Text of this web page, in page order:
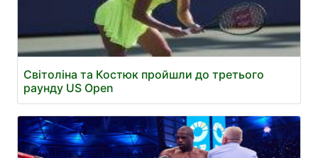
Світоліна та Костюк пройшли до третього
раунду US Open